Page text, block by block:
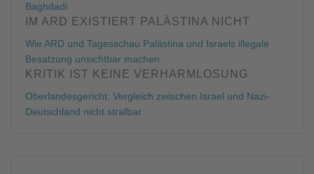
Baghdadi
IM ARD EXISTIERT PALÄSTINA NICHT
Wie ARD und Tagesschau Palästina und Israels illegale
Besatzung unsichtbar machen
KRITIK IST KEINE VERHARMLOSUNG
Oberlandesgericht: Ver­gleich zwi­schen Is­ra­el und Nazi-
Deutschland nicht straf­bar